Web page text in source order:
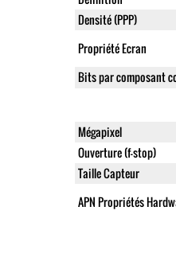
Densité (PPP)
Propriété Ecran
Bits par composant
Mégapixel
Ouverture (f-stop)
Taille Capteur
APN Propriétés